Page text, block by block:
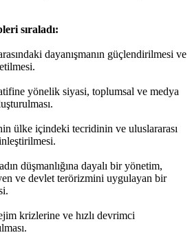
sıraladı:
dayanışmanın güçlendirilmesi ve
yönelik siyasi, toplumsal ve medya
ülke içindeki tecridinin ve uluslararası
düşmanlığına dayalı bir yönetim,
ve devlet terörizmini uygulayan bir
krizlerine ve hızlı devrimci